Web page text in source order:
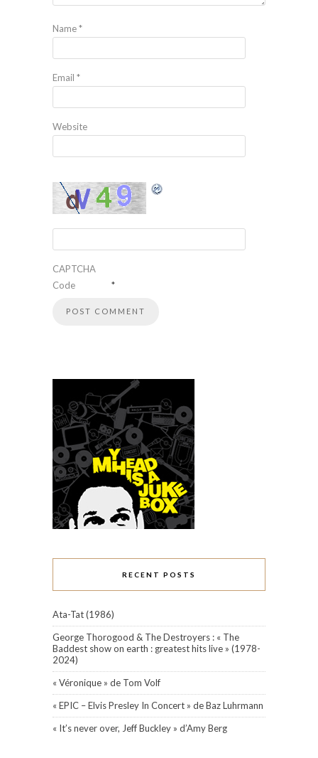
Name*
Email *
Website
CAPTCHA
Code
*
RECENT POSTS
Ata-Tat (1986)
George Thorogood & The Destroyers : « The
Baddest show on earth : greatest hits live » (1978-
2024)
« Véronique » de Tom Volf
« EPIC – Elvis Presley In Concert » de Baz Luhrmann
« It’s never over, Jeff Buckley » d’Amy Berg